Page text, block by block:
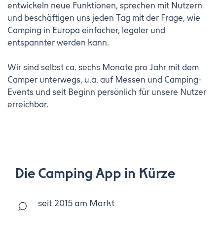
entwickeln neue Funktionen, sprechen mit Nutzern
und beschäftigen uns jeden Tag mit der Frage, wie
Camping in Europa einfacher, legaler und
entspannter werden kann.
Wir sind selbst ca. sechs Monate pro Jahr mit dem
Camper unterwegs, u.a. auf Messen und Camping-
Events und seit Beginn persönlich für unsere Nutzer
erreichbar.
Die Camping App in Kürze
seit 2015 am Markt